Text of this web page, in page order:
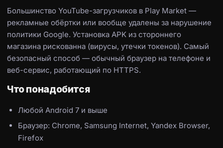
Большинство YouTube-загрузчиков в Play Market —
рекламные обёртки или вообще удалены за нарушение
политики Google. Установка APK из стороннего
магазина рискованна (вирусы, утечки токенов). Самый
безопасный способ — обычный браузер на телефоне и
веб-сервис, работающий по HTTPS.
Что понадобится
Любой Android 7 и выше
Браузер: Chrome, Samsung Internet, Yandex Browser,
Firefox